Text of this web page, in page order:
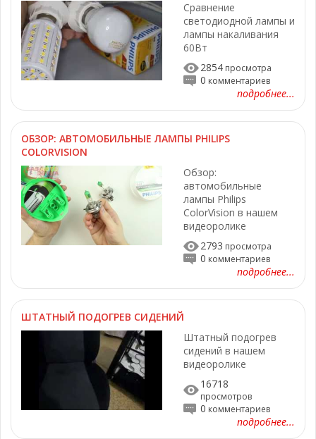
Сравнение
светодиодной лампы и
лампы накаливания
60Вт
2854 просмотра
0 комментариев
подробнее...
ОБЗОР: АВТОМОБИЛЬНЫЕ ЛАМПЫ PHILIPS
COLORVISION
Обзор:
автомобильные
лампы Philips
ColorVision в нашем
видеоролике
2793 просмотра
0 комментариев
подробнее...
ШТАТНЫЙ ПОДОГРЕВ СИДЕНИЙ
Штатный подогрев
сидений в нашем
видеоролике
16718
просмотров
0 комментариев
подробнее...